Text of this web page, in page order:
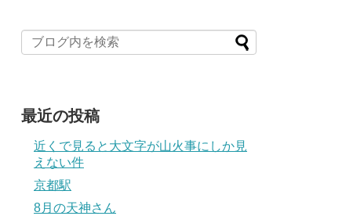
最近の投稿
近くで見ると大文字が山火事にしか見
えない件
京都駅
8月の天神さん